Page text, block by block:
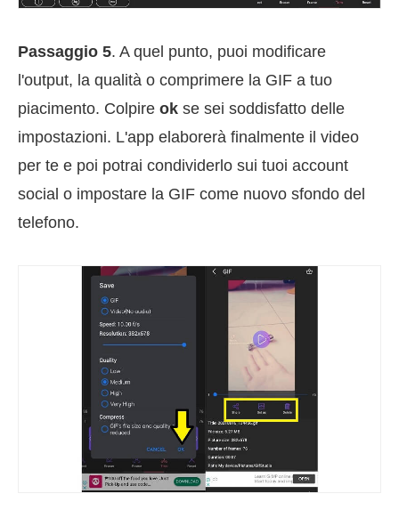
Passaggio 5. A quel punto, puoi modificare
l'output, la qualità o comprimere la GIF a tuo
piacimento. Colpire ok se sei soddisfatto delle
impostazioni. L'app elaborerà finalmente il video
per te e poi potrai condividerlo sui tuoi account
social o impostare la GIF come nuovo sfondo del
telefono.